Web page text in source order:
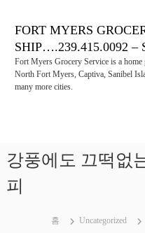
FORT MYERS
SHIP….239.415.0092 –
Fort Myers Grocery Service is a
North Fort Myers, Captiva, Sanibel
many more cities.
강풍에도 끄떡없
피
홈 Uncategorized